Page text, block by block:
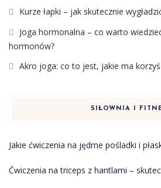
Kurze łapki – jak skutecznie
Joga hormonalna – co warto
hormonów?
Akro joga: co to jest, jakie ma
SIŁOWNIA I
Jakie ćwiczenia na jędrne pośladki i
Ćwiczenia na triceps z hantlami –